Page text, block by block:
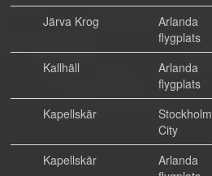
Järva Krog
Arlanda
flygplats
Kallhäll
Arlanda
flygplats
Kapellskär
Stockholm
City
Kapellskär
Arlanda